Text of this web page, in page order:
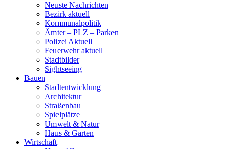
Neuste Nachrichten
Bezirk aktuell
Kommunalpolitik
Ämter – PLZ – Parken
Polizei Aktuell
Feuerwehr aktuell
Stadtbilder
Sightseeing
Bauen
Stadtentwicklung
Architektur
Straßenbau
Spielplätze
Umwelt & Natur
Haus & Garten
Wirtschaft